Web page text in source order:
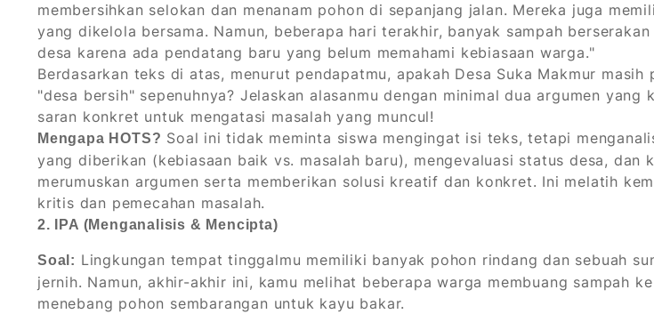
membersihkan selokan dan menanam pohon di sepanjang jalan. Mereka juga
yang dikelola bersama. Namun, beberapa hari terakhir, banyak sampah
desa karena ada pendatang baru yang belum memahami kebiasaan warga."
Berdasarkan teks di atas, menurut pendapatmu, apakah Desa Suka Makmur masih
"desa bersih" sepenuhnya? Jelaskan alasanmu dengan minimal dua argumen yang
saran konkret untuk mengatasi masalah yang muncul!
Mengapa HOTS? Soal ini tidak meminta siswa mengingat isi teks, tetapi
yang diberikan (kebiasaan baik vs. masalah baru), mengevaluasi status desa, dan
merumuskan argumen serta memberikan solusi kreatif dan konkret. Ini melatih
kritis dan pemecahan masalah.
2. IPA (Menganalisis & Mencipta)
Soal: Lingkungan tempat tinggalmu memiliki banyak pohon rindang dan sebuah
jernih. Namun, akhir-akhir ini, kamu melihat beberapa warga membuang sampah
menebang pohon sembarangan untuk kayu bakar.